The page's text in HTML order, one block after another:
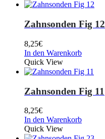
Zahnsonden Fig 12
8,25€
In den Warenkorb
Quick View
Zahnsonden Fig 11
8,25€
In den Warenkorb
Quick View